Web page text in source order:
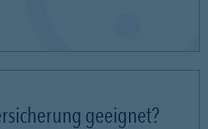
geeignet?